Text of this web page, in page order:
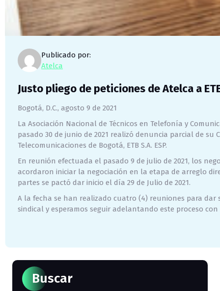
Publicado por:
Atelca
Justo pliego de peticiones de Atelca a
Bogotá, D.C., agosto 9 de 2021
La Asociación Nacional de Técnicos en Telefonía y
pasado 30 de junio de 2021 realizó denuncia parcial de su
Telecomunicaciones de Bogotá, ETB S.A. ESP.
En reunión efectuada el pasado 9 de julio de 2021, los
acordaron iniciar la negociación en la etapa de arreglo
partes se pactó dar inicio el día 29 de Julio de 2021.
A la fecha se han realizado cuatro (4) reuniones para
sindical y esperamos seguir adelantando este proceso
Buscar